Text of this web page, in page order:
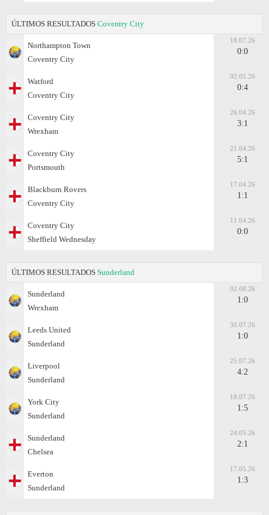
ÚLTIMOS RESULTADOS Coventry City
Northampton Town
Coventry City
18.07.26
0:0
Watford
Coventry City
02.05.26
0:4
Coventry City
Wrexham
26.04.26
3:1
Coventry City
Portsmouth
21.04.26
5:1
Blackburn Rovers
Coventry City
17.04.26
1:1
Coventry City
Sheffield Wednesday
11.04.26
0:0
ÚLTIMOS RESULTADOS Sunderland
Sunderland
Wrexham
02.08.26
1:0
Leeds United
Sunderland
30.07.26
1:0
Liverpool
Sunderland
25.07.26
4:2
York City
Sunderland
18.07.26
1:5
Sunderland
Chelsea
24.05.26
2:1
Everton
Sunderland
17.05.26
1:3